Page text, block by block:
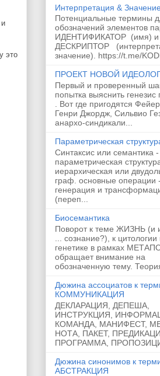
это
Интерпретация &
Потенциальные термины
обозначений элементов
ИДЕНТИФИКАТОР (имя) и
ДЕСКРИПТОР
значение). https://t.me/
ПРОЕКТ НОВОЙ
Первый и проверенный
попытка выяснить
. Вот где пригодятся
Генри Джордж, Сильвио
анархо-синдикали...
Параметрическая
Синтаксис или семантика -
параметрическая
иерархическая или
граф. основные операции -
генерация и
(переп...
Биосемантика
Поворот к теме ЖИЗНЬ (и
... сознание?), к цитологии
генетике в рамках
обращает внимание на
обозначенную тему.
Дюжина ассоциатов к
КОММУНИКАЦИЯ
ДЕКЛАРАЦИЯ, ДЕПЕША,
ИНСТРУКЦИЯ,
КОМАНДА, МАНИФЕСТ,
НОТА, ПАКЕТ,
ПРОГРАММА,
Дюжина синонимов к
АБСТРАКЦИЯ